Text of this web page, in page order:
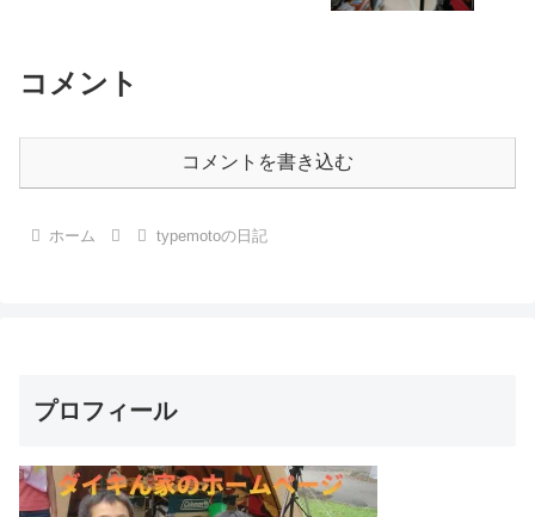
コメント
コメントを書き込む
ホーム typemotoの日記
プロフィール